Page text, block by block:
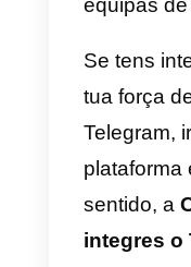
3)
teu
Uma